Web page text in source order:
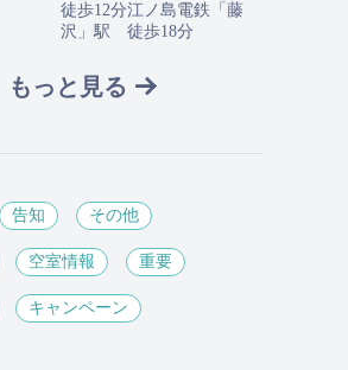
徒歩12分江ノ島電鉄「藤
沢」駅 徒歩18分
もっと見る
告知 その他
空室情報 重要
キャンペーン